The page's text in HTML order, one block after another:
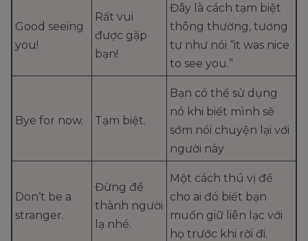
Good seeing
you!
Rất vui
được gặp
bạn!
Đây là cách tạm biệt
thông thường, tương
tự như nói “it was nice
to see you.”
Bye for now. Tạm biệt.
Bạn có thể sử dụng
nó khi biết mình sẽ
sớm nói chuyện lại với
người này
Don’t be a
stranger.
Đừng để
thành người
lạ nhé.
Một cách thú vị để
cho ai đó biết bạn
muốn giữ liên lạc với
họ trước khi rời đi.